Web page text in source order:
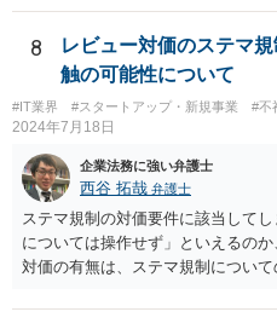
極的に課税方式を確認しなければ
められにくいのではないかと思い
から本件法人設立の相談について
いたと主張できる事情がある場合
るかと思います。 より詳細な検討
て法律相談されるとよいでしょう。
前の商事消滅時効、不法行為消滅
です。 ②相手方の報告要求につい
ょう。 ③すでに対応は完了してお
的請求ないし措置がなされれば改
うに思われます。
8
レビュー対価のステマ
触の可能性について
#IT業界 #スタートアップ・新規事業 #不
2024年7月18日
企業法務に強い弁護士
西谷 拓哉 弁護士
ステマ規制の対価要件に該当して
については操作せず」といえるの
対価の有無は、ステマ規制につい
とを条件に割り引くサービスを提